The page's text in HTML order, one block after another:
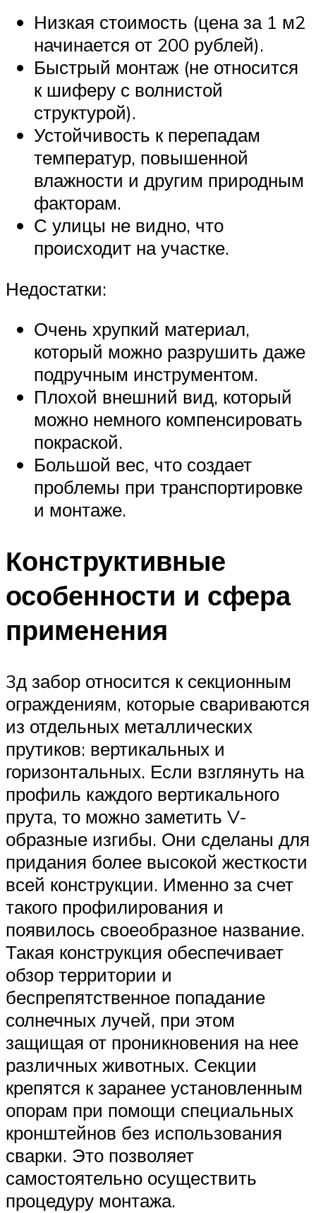
Низкая стоимость (цена за 1 м2
начинается от 200 рублей).
Быстрый монтаж (не относится
к шиферу с волнистой
структурой).
Устойчивость к перепадам
температур, повышенной
влажности и другим природным
факторам.
С улицы не видно, что
происходит на участке.
Недостатки:
Очень хрупкий материал,
который можно разрушить даже
подручным инструментом.
Плохой внешний вид, который
можно немного компенсировать
покраской.
Большой вес, что создает
проблемы при транспортировке
и монтаже.
Конструктивные
особенности и сфера
применения
3д забор относится к секционным
ограждениям, которые свариваются
из отдельных металлических
прутиков: вертикальных и
горизонтальных. Если взглянуть на
профиль каждого вертикального
прута, то можно заметить V-
образные изгибы. Они сделаны для
придания более высокой жесткости
всей конструкции. Именно за счет
такого профилирования и
появилось своеобразное название.
Такая конструкция обеспечивает
обзор территории и
беспрепятственное попадание
солнечных лучей, при этом
защищая от проникновения на нее
различных животных. Секции
крепятся к заранее установленным
опорам при помощи специальных
кронштейнов без использования
сварки. Это позволяет
самостоятельно осуществить
процедуру монтажа.